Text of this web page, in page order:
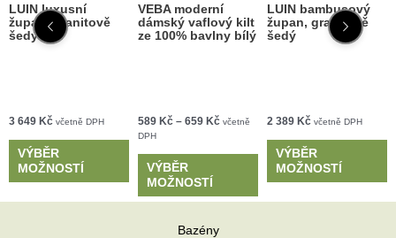
LUIN luxusní
župan, granitově
šedý
3 649 Kč včetně DPH
VÝBĚR
MOŽNOSTÍ
VEBA moderní
dámský vaflový kilt
ze 100% bavlny bílý
589 Kč – 659 Kč včetně
DPH
VÝBĚR
MOŽNOSTÍ
LUIN bambusový
župan, granitově
šedý
2 389 Kč včetně DPH
VÝBĚR
MOŽNOSTÍ
Bazény